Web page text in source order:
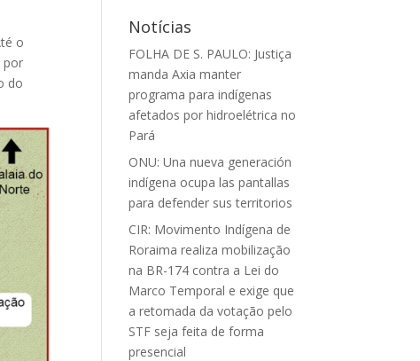
o
por
do
Notícias
FOLHA DE S. PAULO: Justiça
manda Axia manter
programa para indígenas
afetados por hidroelétrica no
Pará
ONU: Una nueva generación
indígena ocupa las pantallas
para defender sus territorios
CIR: Movimento Indígena de
Roraima realiza mobilização
na BR-174 contra a Lei do
Marco Temporal e exige que
a retomada da votação pelo
STF seja feita de forma
presencial